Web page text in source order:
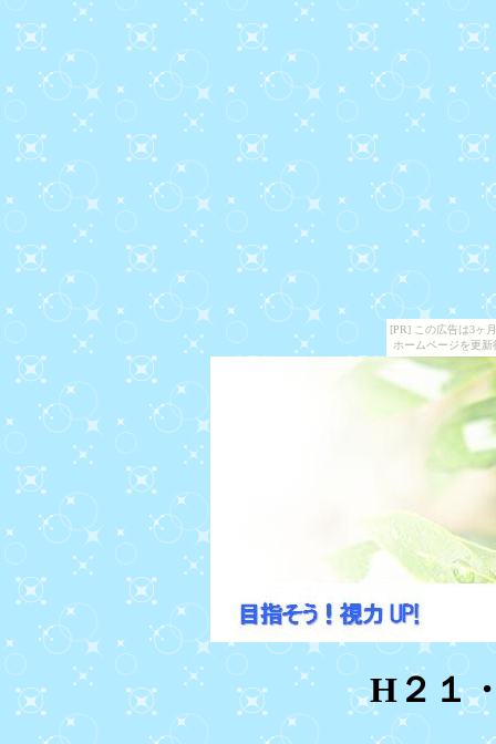
[PR] この広告は3ヶ
ホームページを更
H２１